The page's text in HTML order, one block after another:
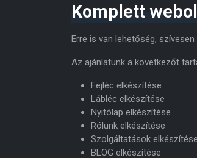
Komplett
Erre is van lehetőség, szívesen
Az ajánlatunk a következőt
Fejléc elkészítése
Lábléc elkészítése
Nyitólap elkészítése
Rólunk elkészítése
Szolgáltatások elkészítése
BLOG elkészítése